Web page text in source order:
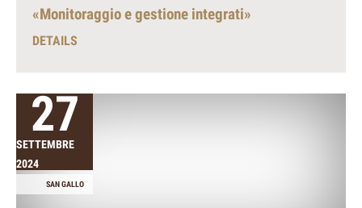
«Monitoraggio e gestione integrati»
DETAILS
27
SETTEMBRE
2024
SAN GALLO